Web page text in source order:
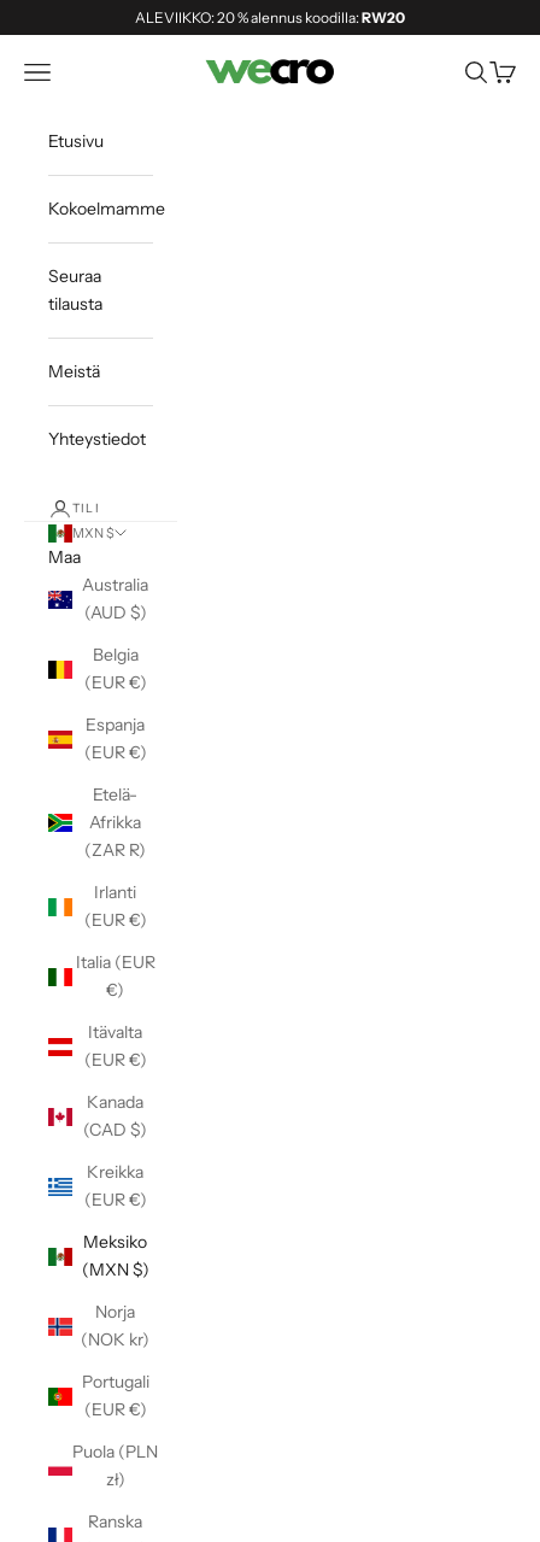
ALEVIIKKO: 20 % alennus koodilla:RW20
Shopwecro
Avaa navigointivalikko Avaa haku
Avaa
Etusivu
Kokoelmamme
Seuraa
tilausta
Meistä
Yhteystiedot
TILI
MXN $
Maa
Australia
(AUD $)
Belgia
(EUR €)
Espanja
(EUR €)
Etelä-
Afrikka
(ZAR R)
Irlanti
(EUR €)
Italia (EUR
€)
Itävalta
(EUR €)
Kanada
(CAD $)
Kreikka
(EUR €)
Meksiko
(MXN $)
Norja
(NOK kr)
Portugali
(EUR €)
Puola (PLN
zł)
Ranska